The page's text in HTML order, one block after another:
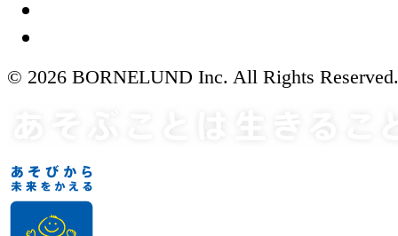
© 2026 BORNELUND Inc. All Rights Reserved.